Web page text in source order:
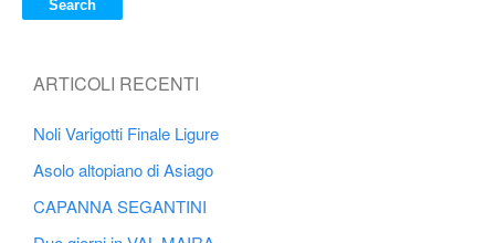
ARTICOLI RECENTI
Noli Varigotti Finale Ligure
Asolo altopiano di Asiago
CAPANNA SEGANTINI